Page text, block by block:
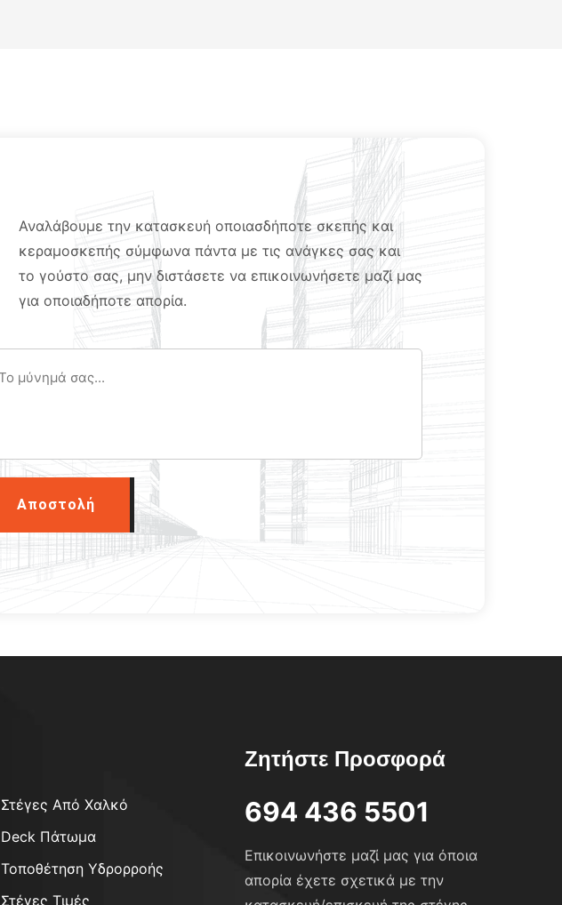
Αναλάβουμε την κατασκευή οποιασδήποτε σκεπής και
κεραμοσκεπής σύμφωνα πάντα με τις ανάγκες σας και
το γούστο σας, μην διστάσετε να επικοινωνήσετε μαζί μας
για οποιαδήποτε απορία.
Αποστολή
Στέγες Από Χαλκό
Deck Πάτωμα
Τοποθέτηση Υδρορροής
Στέγες Τιμές
Ζητήστε Προσφορά
694 436 5501
Επικοινωνήστε μαζί μας για όποια
απορία έχετε σχετικά με την